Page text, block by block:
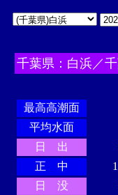
千葉県：白浜／
最高高潮面
平均水面
日 出
正 中
日 没